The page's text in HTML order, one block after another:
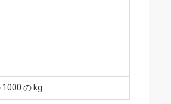
1000 の kg